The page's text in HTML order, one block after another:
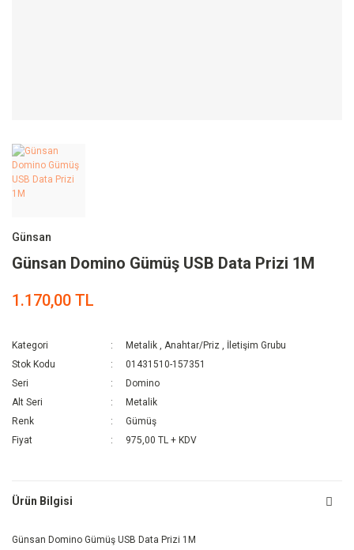
Günsan
Günsan Domino Gümüş USB Data Prizi 1M
1.170,00 TL
Kategori Metalik ,Anahtar/Priz , İletişim Grubu
Stok Kodu
01431510-157351
Seri
Domino
Alt Seri
Metalik
Renk
Gümüş
Fiyat
975,00 TL + KDV
Ürün Bilgisi
Günsan Domino Gümüş USB Data Prizi 1M